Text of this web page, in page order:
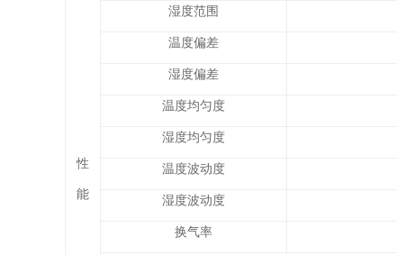
性
能
湿度范围
温度偏差
湿度偏差
温度均匀度
湿度均匀度
温度波动度
湿度波动度
换气率